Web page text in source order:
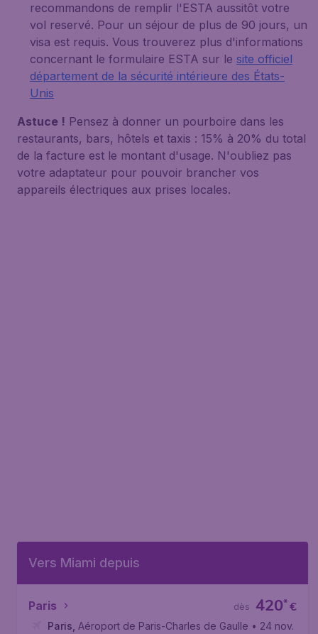
recommandons de remplir l'ESTA aussitôt votre
vol reservé. Pour un séjour de plus de 90 jours, un
visa est requis. Vous trouverez plus d'informations
concernant le formulaire ESTA sur le site officiel
département de la sécurité intérieure des États-
Unis
Astuce ! Pensez à donner un pourboire dans les
restaurants, bars, hôtels et taxis : 15% à 20% du total
de la facture est le montant d'usage. N'oubliez pas
votre adaptateur pour pouvoir brancher vos
appareils électriques aux prises locales.
Vers Miami depuis
Paris €
420*
dès
Paris Aéroport de Paris-Charles de Gaulle • 24 nov.